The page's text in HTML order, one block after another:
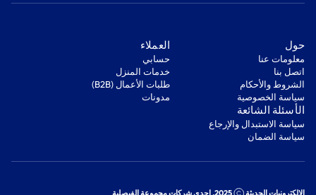
‫حول‬
معلومات عنا
اتصل بنا
‫الشروط والأحكام‬
‫سياسة الخصوصية‬
‫العملاء‬
‫حسابي‬
‫خدمات المنزل‬
‫طلبات الأعمال (B2B)‬
مدونات
‫الأسئلة الشائعة‬
‫سياسة الاستبدال والإرجاع‬
‫سياسة الضمان‬